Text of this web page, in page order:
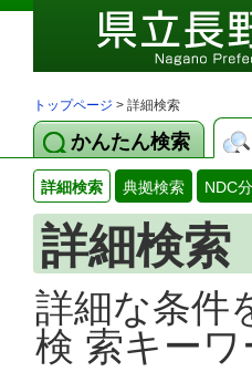
トップページ > 詳細検索
かんたん検索
詳細検索 典拠検索 NDC
詳細検索
詳細な条件
検 索キー